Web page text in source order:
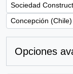
Remove filter:
Sociedad
Remove filter:
Concepción (Chile)
Opciones